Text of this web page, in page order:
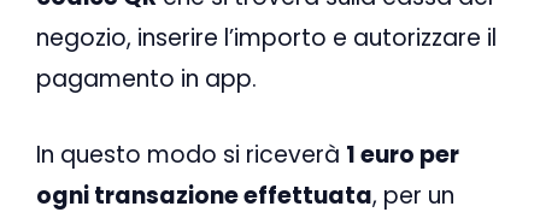
negozio, inserire l’importo e autorizzare il
pagamento in app.
In questo modo si riceverà 1 euro per
ogni transazione effettuata, per un